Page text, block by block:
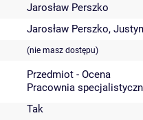
Jarosław Perszko
Jarosław Perszko,
(nie masz dostępu)
Przedmiot - Ocena
Pracownia
Tak